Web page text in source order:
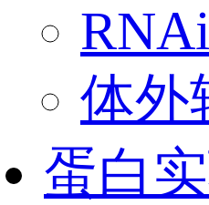
RNAi
体外
蛋白